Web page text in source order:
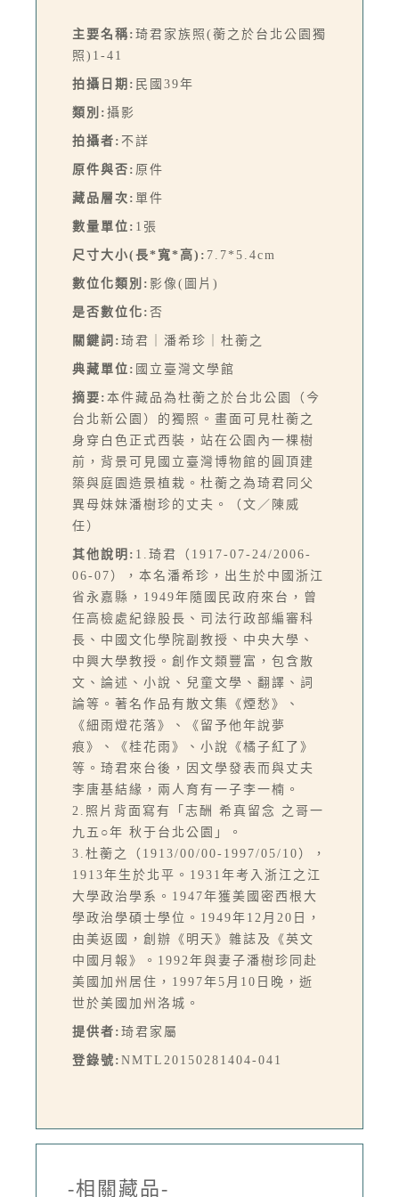
主要名稱: 琦君家族照(蘅之於台北公園獨
照)1-41
拍攝日期: 民國39年
類別: 攝影
拍攝者: 不詳
原件與否: 原件
藏品層次: 單件
數量單位: 1張
尺寸大小(長*寬*高): 7.7*5.4cm
數位化類別: 影像(圖片)
是否數位化: 否
關鍵詞: 琦君｜潘希珍｜杜蘅之
典藏單位: 國立臺灣文學館
摘要: 本件藏品為杜蘅之於台北公園（今
台北新公園）的獨照。畫面可見杜蘅之
身穿白色正式西裝，站在公園內一棵樹
前，背景可見國立臺灣博物館的圓頂建
築與庭園造景植栽。杜蘅之為琦君同父
異母妹妹潘樹珍的丈夫。（文／陳威
任）
其他說明: 1.琦君（1917-07-24/2006-
06-07），本名潘希珍，出生於中國浙江
省永嘉縣，1949年隨國民政府來台，曾
任高檢處紀錄股長、司法行政部編審科
長、中國文化學院副教授、中央大學、
中興大學教授。創作文類豐富，包含散
文、論述、小說、兒童文學、翻譯、詞
論等。著名作品有散文集《煙愁》、
《細雨燈花落》、《留予他年說夢
痕》、《桂花雨》、小說《橘子紅了》
等。琦君來台後，因文學發表而與丈夫
李唐基結緣，兩人育有一子李一楠。
2.照片背面寫有「志酬 希真留念 之哥一
九五○年 秋于台北公園」。
3.杜蘅之（1913/00/00-1997/05/10），
1913年生於北平。1931年考入浙江之江
大學政治學系。1947年獲美國密西根大
學政治學碩士學位。1949年12月20日，
由美返國，創辦《明天》雜誌及《英文
中國月報》。1992年與妻子潘樹珍同赴
美國加州居住，1997年5月10日晚，逝
世於美國加州洛城。
提供者: 琦君家屬
登錄號: NMTL20150281404-041
-相關藏品-